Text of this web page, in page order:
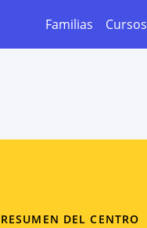
Familias Cursos
RESUMEN DEL CENTRO